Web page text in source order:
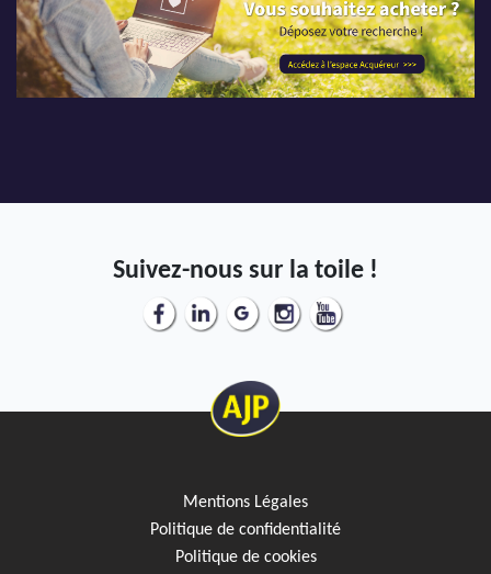
Suivez-nous sur la toile !
Mentions Légales
Politique de confidentialité
Politique de cookies